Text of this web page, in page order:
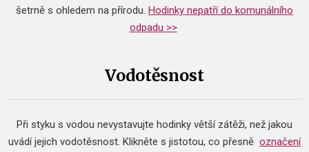
šetrně s ohledem na přírodu. Hodinky nepatří do komunálního
odpadu >>
Vodotěsnost
Při styku s vodou nevystavujte hodinky větší zátěži, než jakou
uvádí jejich vodotěsnost. Klikněte s jistotou, co přesně označení